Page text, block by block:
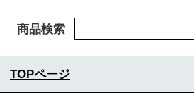
商品検索
TOPページ